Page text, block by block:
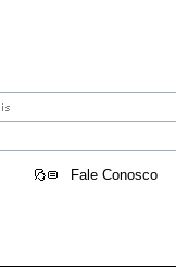
Fale Conosco